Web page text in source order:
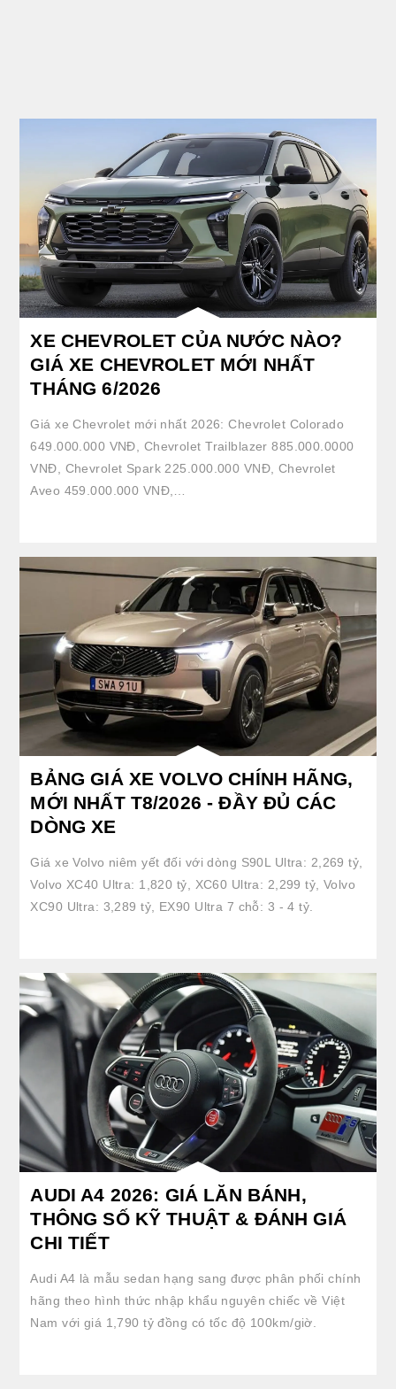
XE CHEVROLET CỦA NƯỚC NÀO?
GIÁ XE CHEVROLET MỚI NHẤT
THÁNG 6/2026
Giá xe Chevrolet mới nhất 2026: Chevrolet Colorado
649.000.000 VNĐ, Chevrolet Trailblazer 885.000.0000
VNĐ, Chevrolet Spark 225.000.000 VNĐ, Chevrolet
Aveo 459.000.000 VNĐ,…
BẢNG GIÁ XE VOLVO CHÍNH HÃNG,
MỚI NHẤT T8/2026 - ĐẦY ĐỦ CÁC
DÒNG XE
Giá xe Volvo niêm yết đối với dòng S90L Ultra: 2,269 tỷ,
Volvo XC40 Ultra: 1,820 tỷ, XC60 Ultra: 2,299 tỷ, Volvo
XC90 Ultra: 3,289 tỷ, EX90 Ultra 7 chỗ: 3 - 4 tỷ.
AUDI A4 2026: GIÁ LĂN BÁNH,
THÔNG SỐ KỸ THUẬT & ĐÁNH GIÁ
CHI TIẾT
Audi A4 là mẫu sedan hạng sang được phân phối chính
hãng theo hình thức nhập khẩu nguyên chiếc về Việt
Nam với giá 1,790 tỷ đồng có tốc độ 100km/giờ.